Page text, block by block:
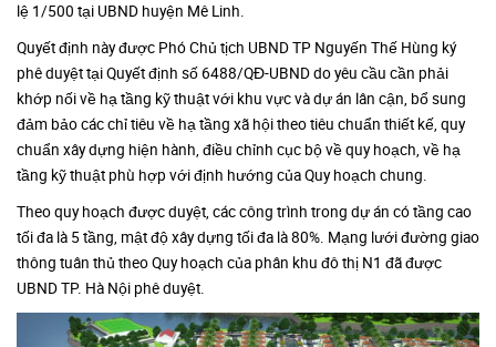
lệ 1/500 tại UBND huyện Mê Linh.
Quyết định này được Phó Chủ tịch UBND TP Nguyến Thế Hùng ký
phê duyệt tại Quyết định số 6488/QĐ-UBND do yêu cầu cần phải
khớp nối về hạ tầng kỹ thuật với khu vực và dự án lân cận, bổ sung
đảm bảo các chỉ tiêu về hạ tầng xã hội theo tiêu chuẩn thiết kế, quy
chuẩn xây dựng hiện hành, điều chỉnh cục bộ về quy hoạch, về hạ
tầng kỹ thuật phù hợp với định hướng của Quy hoạch chung.
Theo quy hoạch được duyệt, các công trình trong dự án có tầng cao
tối đa là 5 tầng, mật độ xây dựng tối đa là 80%. Mạng lưới đường giao
thông tuân thủ theo Quy hoạch của phân khu đô thị N1 đã được
UBND TP. Hà Nội phê duyệt.